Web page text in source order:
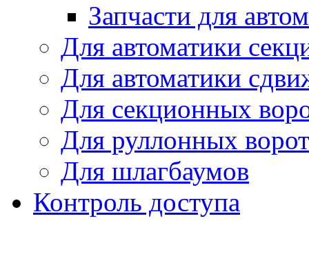
Запчасти для
Для автоматики
Для автоматики
Для секционных
Для руллонных ворот
Для шлагбаумов
Контроль доступа